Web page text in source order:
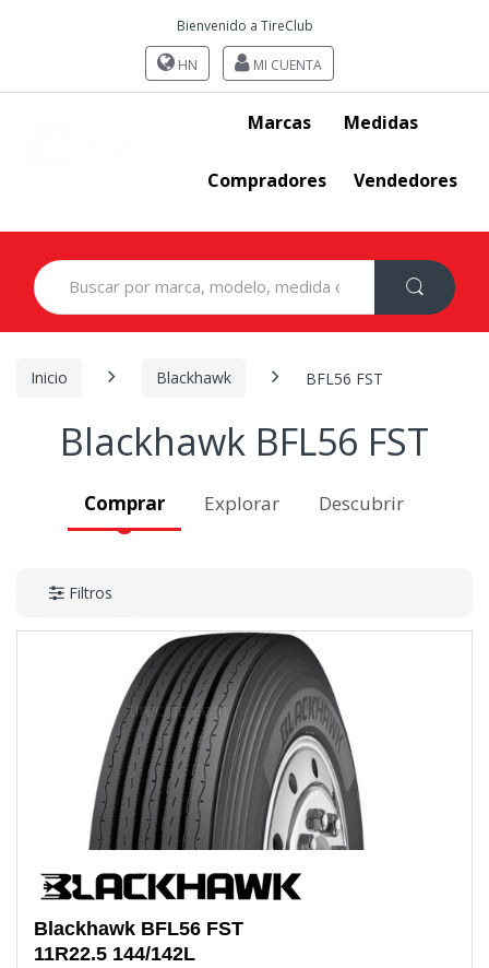
Bienvenido a TireClub
HN MI CUENTA
Marcas Medidas
Compradores Vendedores
Search
for:
Inicio Blackhawk BFL56 FST
Blackhawk BFL56 FST
Comprar Explorar Descubrir
Filtros
Blackhawk BFL56 FST
11R22.5 144/142L